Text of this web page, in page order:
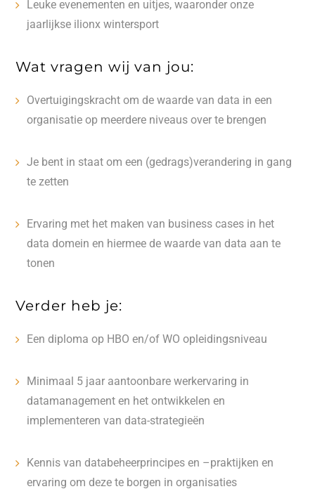
Leuke evenementen en uitjes, waaronder onze
jaarlijkse ilionx wintersport
Wat vragen wij van jou:
Overtuigingskracht om de waarde van data in een
organisatie op meerdere niveaus over te brengen
Je bent in staat om een (gedrags)verandering in gang
te zetten
Ervaring met het maken van business cases in het
data domein en hiermee de waarde van data aan te
tonen
Verder heb je:
Een diploma op HBO en/of WO opleidingsniveau
Minimaal 5 jaar aantoonbare werkervaring in
datamanagement en het ontwikkelen en
implementeren van data-strategieën
Kennis van databeheerprincipes en –praktijken en
ervaring om deze te borgen in organisaties